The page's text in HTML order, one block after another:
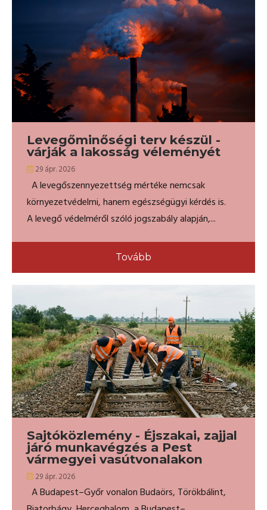
Levegőminőségi terv készül -
várják a lakosság véleményét
29 ápr. 2026
A levegőszennyezettség mértéke nemcsak
környezetvédelmi, hanem egészségügyi kérdés is.
A levegő védelméről szóló jogszabály alapján,...
Tovább
Sajtóközlemény - Éjszakai, zajjal
járó munkavégzés a Pest
vármegyei vasútvonalakon
29 ápr. 2026
A Budapest–Győr vonalon Budaörs, Törökbálint,